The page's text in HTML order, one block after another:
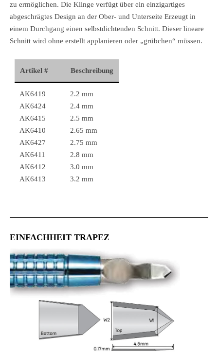
zu ermöglichen. Die Klinge verfügt über ein einzigartiges
abgeschrägtes Design an der Ober- und Unterseite Erzeugt in
einem Durchgang einen selbstdichtenden Schnitt. Dieser lineare
Schnitt wird ohne erstellt applanieren oder „grübchen“ müssen.
Artikel # Beschreibung
AK6419
AK6424
AK6415
AK6410
AK6427
AK6411
AK6412
AK6413
2.2 mm
2.4 mm
2.5 mm
2.65 mm
2.75 mm
2.8 mm
3.0 mm
3.2 mm
EINFACHHEIT TRAPEZ